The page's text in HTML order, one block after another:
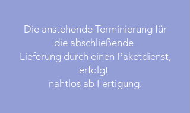
Die anstehende Terminierung für
die abschließende
Lieferung durch einen Paketdienst,
erfolgt
nahtlos ab Fertigung.